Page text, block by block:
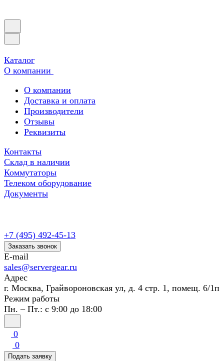
Каталог
О компании
О компании
Доставка и оплата
Производители
Отзывы
Реквизиты
Контакты
Склад в наличии
Коммутаторы
Телеком оборудование
Документы
+7 (495) 492-45-13
Заказать звонок
E-mail
sales@servergear.ru
Адрес
г. Москва, Грайвороновская ул, д. 4 стр. 1, помещ. 6/1п
Режим работы
Пн. – Пт.: с 9:00 до 18:00
0
0
Подать заявку